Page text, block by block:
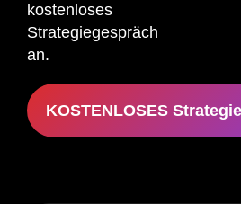
kostenloses
Strategiegespräch
an.
KOSTENLOSES